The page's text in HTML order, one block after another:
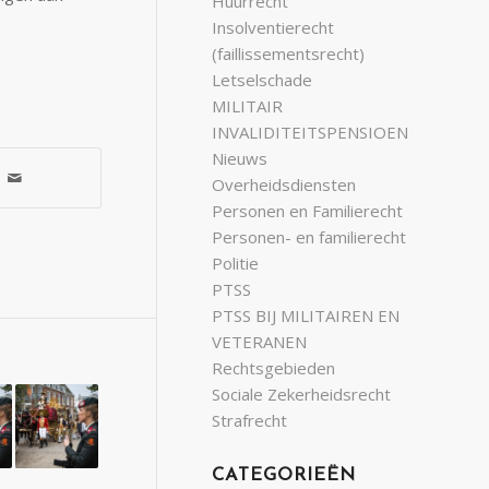
Insolventierecht
(faillissementsrecht)
Letselschade
MILITAIR
INVALIDITEITSPENSIOEN
Nieuws
Overheidsdiensten
Personen en Familierecht
Personen- en familierecht
Politie
PTSS
PTSS BIJ MILITAIREN EN
VETERANEN
Rechtsgebieden
Sociale Zekerheidsrecht
Strafrecht
CATEGORIEËN